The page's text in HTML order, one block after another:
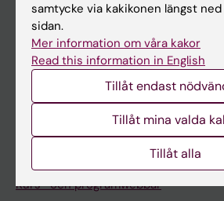
Kalender
Student
Canvas
Schema
Kurs- och programwebbar
samtycke via kakikonen längst
sidan.
Mer information om våra kakor
Read this information in English
Tillåt endast
Tillåt mina valda
Tillåt alla